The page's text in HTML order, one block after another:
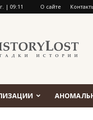
| 09:11 О сайте